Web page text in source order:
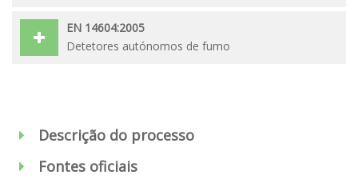
EN 14604:2005
Detetores autónomos de fumo
Descrição do processo
Fontes oficiais